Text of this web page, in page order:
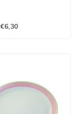
€6,30